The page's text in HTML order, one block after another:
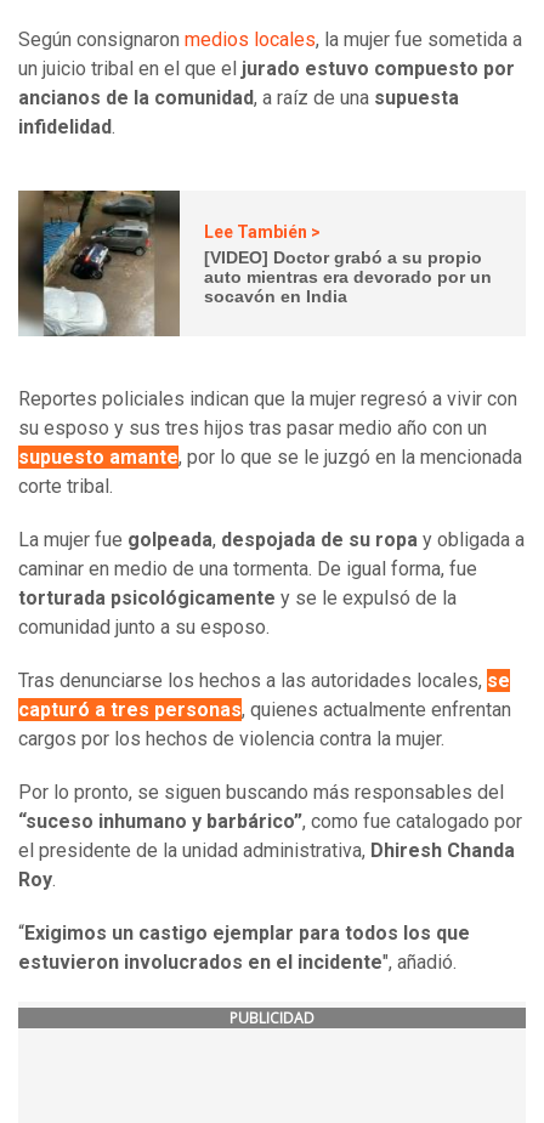
Según consignaron medios locales, la mujer fue sometida a
un juicio tribal en el que el jurado estuvo compuesto por
ancianos de la comunidad, a raíz de una supuesta
infidelidad.
Lee También >
[VIDEO] Doctor grabó a su propio
auto mientras era devorado por un
socavón en India
Reportes policiales indican que la mujer regresó a vivir con
su esposo y sus tres hijos tras pasar medio año con un
supuesto amante, por lo que se le juzgó en la mencionada
corte tribal.
La mujer fue golpeada, despojada de su ropa y obligada a
caminar en medio de una tormenta. De igual forma, fue
torturada psicológicamente y se le expulsó de la
comunidad junto a su esposo.
Tras denunciarse los hechos a las autoridades locales, se
capturó a tres personas, quienes actualmente enfrentan
cargos por los hechos de violencia contra la mujer.
Por lo pronto, se siguen buscando más responsables del
“suceso inhumano y barbárico”, como fue catalogado por
el presidente de la unidad administrativa, Dhiresh Chanda
Roy.
“Exigimos un castigo ejemplar para todos los que
estuvieron involucrados en el incidente", añadió.
PUBLICIDAD